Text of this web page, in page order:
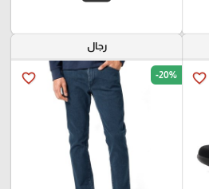
favorite_border
رجال
favorite_border -20%